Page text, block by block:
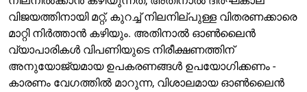
വിജയത്തിനായി മറ്റ്, കുറച്ച് നിലനില്പുള്ള വിതരണക്കാരെ
മാറ്റി നിർത്താൻ കഴിയും. അതിനാൽ ഓൺലൈൻ
വ്യാപാരികൾ വിപണിയുടെ നിരീക്ഷണത്തിന്
അനുയോജ്യമായ ഉപകരണങ്ങൾ ഉപയോഗിക്കണം -
കാരണം വേഗത്തിൽ മാറുന്ന, വിശാലമായ ഓൺലൈൻ